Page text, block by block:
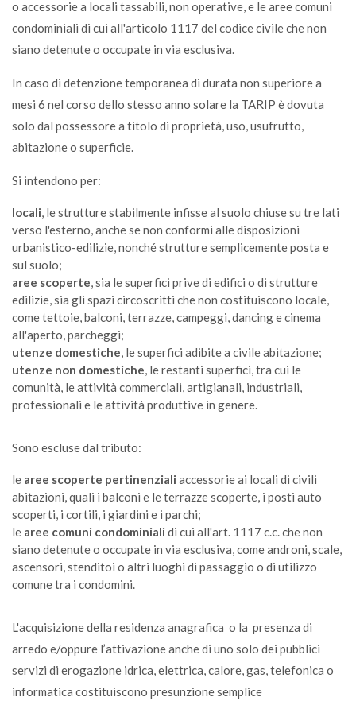
Caldaia
CDR
Calze (spugna-lana-cotone )
ABB
Canne per irrigazione
Cannuccia
Capelli
S
S
Carcasse di animali
NA
CDR
Carta (anche bagnata di acqua)
C
o accessorie a locali tassabili, non operative, e le aree comuni
condominiali di cui all'articolo 1117 del codice civile che non
siano detenute o occupate in via esclusiva.
In caso di detenzione temporanea di durata non superiore a
mesi 6 nel corso dello stesso anno solare la TARIP è dovuta
solo dal possessore a titolo di proprietà, uso, usufrutto,
abitazione o superficie.
Si intendono per:
locali, le strutture stabilmente infisse al suolo chiuse su tre lati
verso l'esterno, anche se non conformi alle disposizioni
urbanistico-edilizie, nonché strutture semplicemente posta e
sul suolo;
aree scoperte, sia le superfici prive di edifici o di strutture
edilizie, sia gli spazi circoscritti che non costituiscono locale,
come tettoie, balconi, terrazze, campeggi, dancing e cinema
all'aperto, parcheggi;
utenze domestiche, le superfici adibite a civile abitazione;
utenze non domestiche, le restanti superfici, tra cui le
comunità, le attività commerciali, artigianali, industriali,
professionali e le attività produttive in genere.
Sono escluse dal tributo:
le aree scoperte pertinenziali accessorie ai locali di civili
abitazioni, quali i balconi e le terrazze scoperte, i posti auto
scoperti, i cortili, i giardini e i parchi;
le aree comuni condominiali di cui all'art. 1117 c.c. che non
siano detenute o occupate in via esclusiva, come androni, scale,
ascensori, stenditoi o altri luoghi di passaggio o di utilizzo
comune tra i condomini.
L'acquisizione della residenza anagrafica o la presenza di
arredo e/oppure l’attivazione anche di uno solo dei pubblici
servizi di erogazione idrica, elettrica, calore, gas, telefonica o
informatica costituiscono presunzione semplice